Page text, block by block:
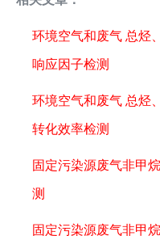
环境空气和废气 总烃
响应因子检测
环境空气和废气 总烃
转化效率检测
固定污染源废气非甲
测
固定污染源废气非甲